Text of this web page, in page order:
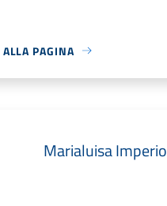
PAGINA
Marialuisa Imperio